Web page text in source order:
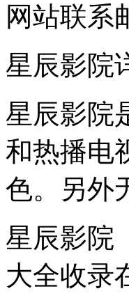
网站联系
星辰影院
星辰影院
和热播电
色。另外
星辰影院
大全收录